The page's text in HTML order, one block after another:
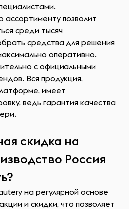
ассортименту позволит
среди тысяч
средства для решения
оперативно.
с официальными
Вся продукция,
имеет
ведь гарантия качества
скидка на
Россия
на регулярной основе
и скидки, что позволяет